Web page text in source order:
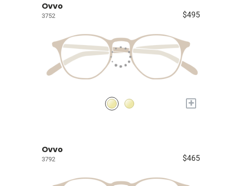
Ovvo
3752 $495
+
Ovvo
3792 $465